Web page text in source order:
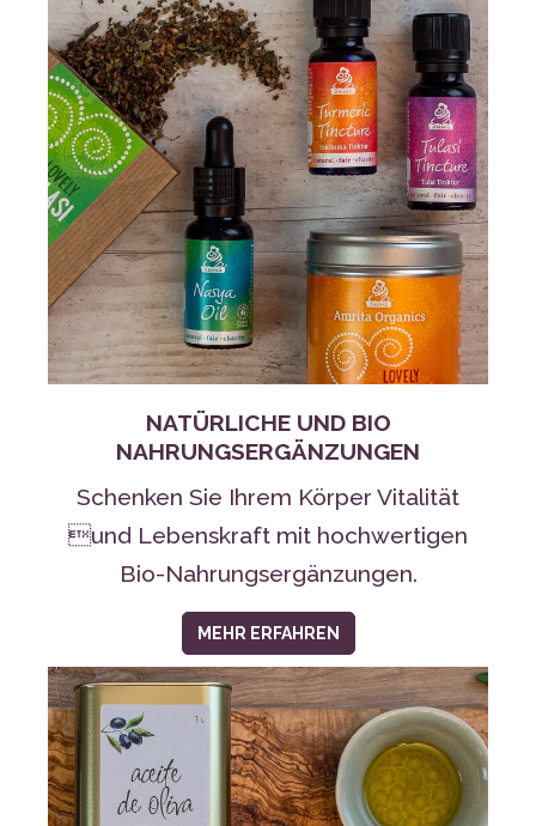
NATÜRLICHE UND BIO
NAHRUNGSERGÄNZUNGEN
Schenken Sie Ihrem Körper Vitalität
und Lebenskraft mit hochwertigen
Bio-Nahrungsergänzungen.